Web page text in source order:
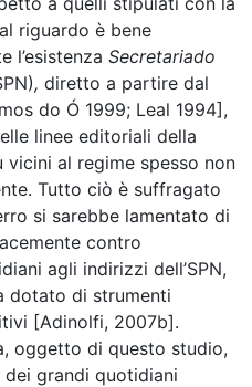
riguardo è bene
l’esistenza Secretariado
, diretto a partire dal
do Ó 1999; Leal 1994],
linee editoriali della
vicini al regime spesso non
Tutto ciò è suffragato
si sarebbe lamentato di
contro
agli indirizzi dell’SPN,
dotato di strumenti
[Adinolfi, 2007b].
oggetto di questo studio,
dei grandi quotidiani